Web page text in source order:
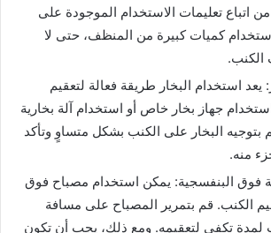
من اتباع تعليمات الاستخدام الموجودة على
كميات كبيرة من المنظف، حتى لا
يعد استخدام البخار طريقة فعالة لتعقيم
جهاز بخار خاص أو استخدام آلة بخارية
بتوجيه البخار على الكنب بشكل متساوٍ وتأكد
منه.
فوق البنفسجية: يمكن استخدام مصباح فوق
الكنب. قم بتمرير المصباح على مسافة
لمدة تكفي لتعقيمه. ومع ذلك، يجب أن تكون